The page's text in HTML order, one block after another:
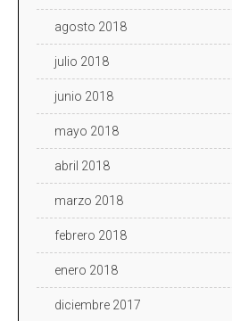
agosto 2018
julio 2018
junio 2018
mayo 2018
abril 2018
marzo 2018
febrero 2018
enero 2018
diciembre 2017